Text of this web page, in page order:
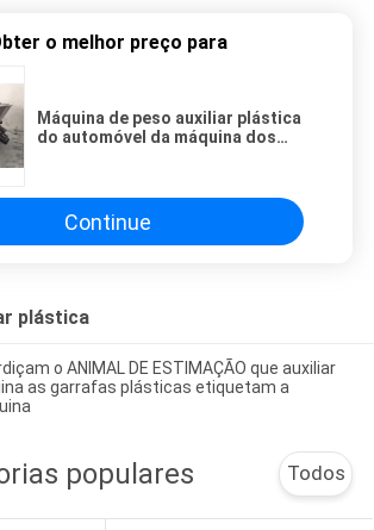
o melhor preço para
Máquina de peso auxiliar plástica
do automóvel da máquina dos
Continue
plástica
o ANIMAL DE ESTIMAÇÃO que auxiliar
as garrafas plásticas etiquetam a
populares Todos